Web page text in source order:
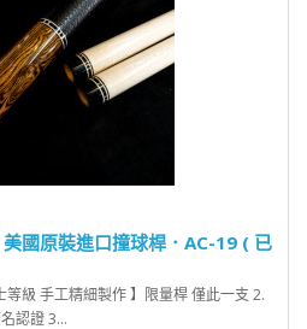
國原裝進口撞球桿．AC-19 ( 已
級 手工精細製作 】限量桿 僅此一支 2.
認證 3...